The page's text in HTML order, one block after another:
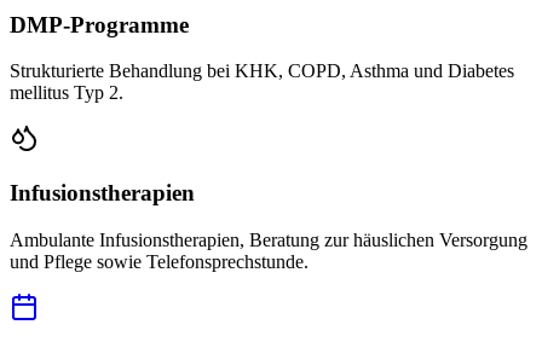
DMP-Programme
Strukturierte Behandlung bei KHK, COPD, Asthma und Diabetes
mellitus Typ 2.
Infusionstherapien
Ambulante Infusionstherapien, Beratung zur häuslichen Versorgung
und Pflege sowie Telefonsprechstunde.